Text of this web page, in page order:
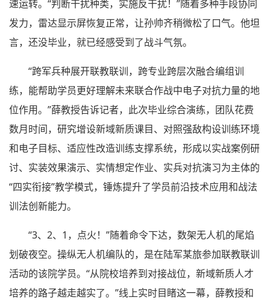
速运转。“判断干扰种类，实施反干扰！”随着多种手段协同
发力，雷达显示屏恢复正常，让孙帅齐稍微松了口气。他坦
言，还没毕业，就已经感受到了战斗气氛。
“跨军兵种展开联教联训，跨专业跨层次融合编组训
练，能帮助学员更好理解未来联合作战中电子对抗力量的地
位作用。”薛教授告诉记者，此次毕业综合演练，团队花费
数月时间，研究增设新域新质课目、对照强敌构设训练环境
和电子目标、适应性改造训练支撑系统，形成以实战案例研
讨、实装效果演示、实情想定作业、实兵对抗演习为主体的
“四实衔接”教学模式，锤炼提升了学员前沿技术应用和战法
训法创新能力。
“3、2、1，点火！”随着命令下达，数架无人机的尾焰
划破夜空。操纵无人机编队的，是在陆军某旅参加联教联训
活动的该院学员。“从院校培养到对接战位，新域新质人才
培养的路子越走越实了。”线上实时目睹这一幕，薛教授和